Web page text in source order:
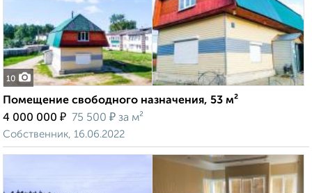
10
Помещение свободного назначения, 53 м²
4 000 000 ₽ 75 500 ₽ за м²
Собственник, 16.06.2022